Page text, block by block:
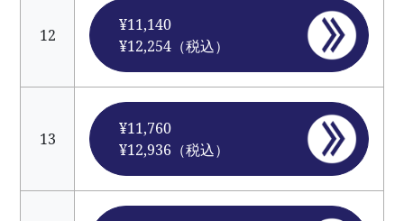
12
¥11,140
¥12,254（税込）
13
¥11,760
¥12,936（税込）